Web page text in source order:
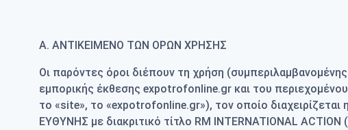
Α. ΑΝΤΙΚΕΙΜΕΝΟ ΤΩΝ ΟΡΩΝ ΧΡΗΣΗΣ
Οι παρόντες όροι διέπουν τη χρήση
εμπορικής έκθεσης expotrofonline.gr και του
το «site», το «expotrofonline.gr»), τον οποίο
ΕΥΘΥΝΗΣ με διακριτικό τίτλο RM INTERNATIONAL